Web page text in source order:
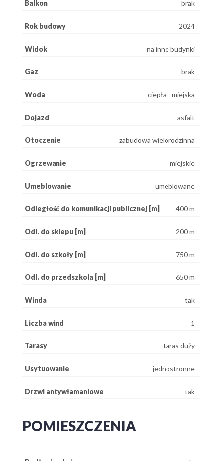
Balkon brak
Rok budowy 2024
Widok na inne budynki
Gaz brak
Woda ciepła - miejska
Dojazd asfalt
Otoczenie zabudowa wielorodzinna
Ogrzewanie miejskie
Umeblowanie umeblowane
Odległość do komunikacji publicznej [m] 400 m
Odl. do sklepu [m] 200 m
Odl. do szkoły [m] 750 m
Odl. do przedszkola [m] 650 m
Winda tak
Liczba wind 1
Tarasy taras duży
Usytuowanie jednostronne
Drzwi antywłamaniowe tak
POMIESZCZENIA